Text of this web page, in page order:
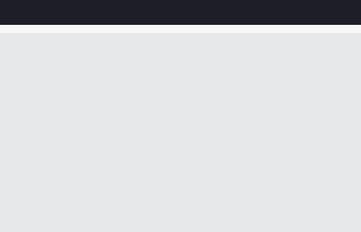
物车目前是空的